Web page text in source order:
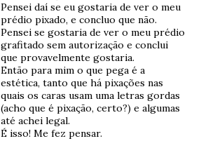
Pensei daí se eu gostaria de ver o meu
prédio pixado, e concluo que não.
Pensei se gostaria de ver o meu prédio
grafitado sem autorização e conclui
que provavelmente gostaria.
Então para mim o que pega é a
estética, tanto que há pixações nas
quais os caras usam uma letras gordas
(acho que é pixação, certo?) e algumas
até achei legal.
É isso! Me fez pensar.